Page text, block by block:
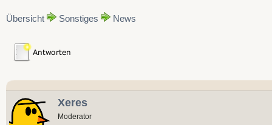
Übersicht Sonstiges News
Xeres
Moderator